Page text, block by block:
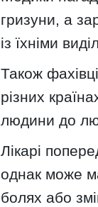
гризуни, а
із їхніми
Також
різних
людини до
Лікарі
однак може
болях або